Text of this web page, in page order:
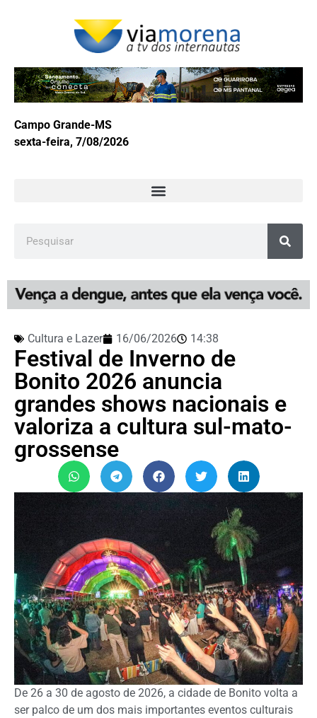
Campo Grande-MS
sexta-feira, 7/08/2026
Cultura e Lazer 16/06/2026 14:38
Festival de Inverno de
Bonito 2026 anuncia
grandes shows nacionais e
valoriza a cultura sul-mato-
grossense
De 26 a 30 de agosto de 2026, a cidade de Bonito volta a
ser palco de um dos mais importantes eventos culturais